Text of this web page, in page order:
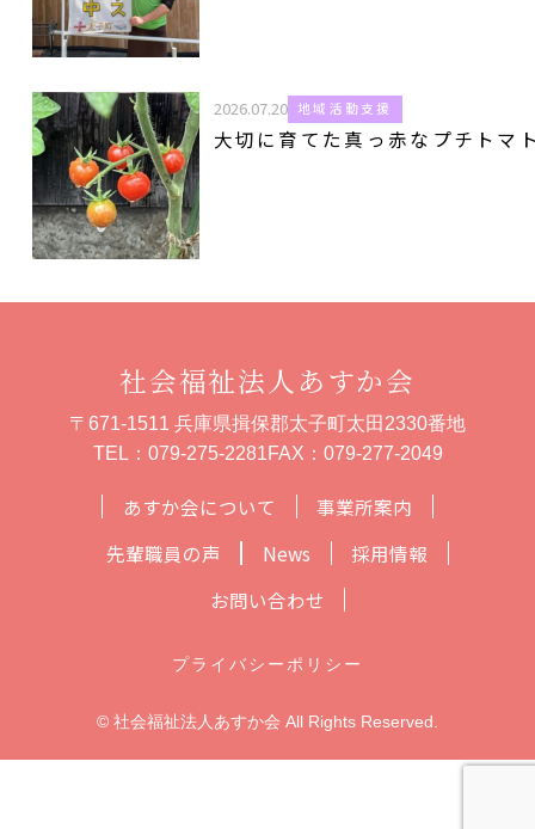
2026.07.20 地域活動支援
大切に育てた真っ赤なプチトマ
あすか会について
事業所案内
先輩職員の声
News
採用情報
お問い合わせ
社会福祉法人あすか会
〒671-1511 兵庫県揖保郡太子町太田2330番地
TEL： 079-275-2281FAX：079-277-2049
プライバシーポリシー
© 社会福祉法人あすか会 All Rights Reserved.